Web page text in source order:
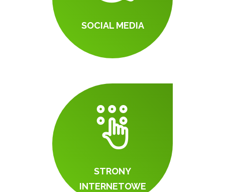
SOCIAL MEDIA
STRONY
INTERNETOWE